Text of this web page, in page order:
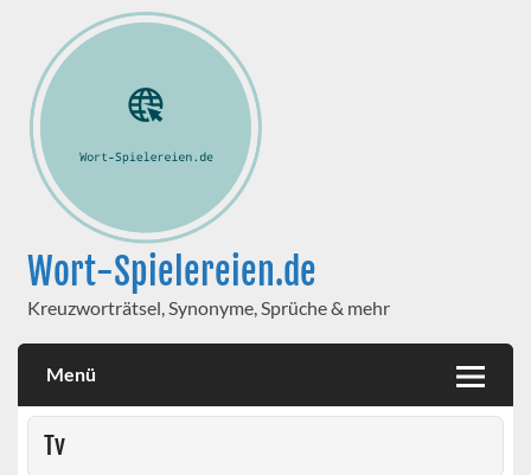
Wort-Spielereien.de
Kreuzworträtsel, Synonyme, Sprüche & mehr
Menü
Tv